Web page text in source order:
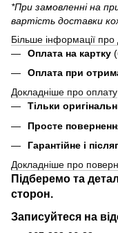
*При замовленні на
вартість доставки
Більше інформації про
Оплата на картку
Оплата при
Докладніше про оплату
Тільки
Просте
Гарантійне і
Докладніше про
Підберемо та
сторон.
Записуйтеся на